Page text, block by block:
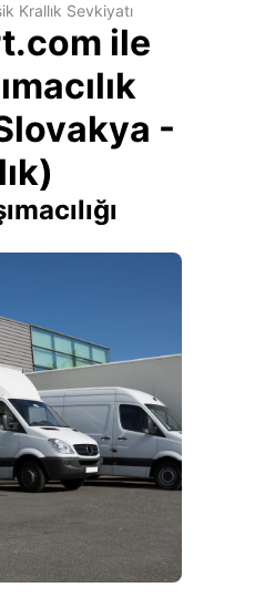
Krallık Sevkiyatı
ile
-